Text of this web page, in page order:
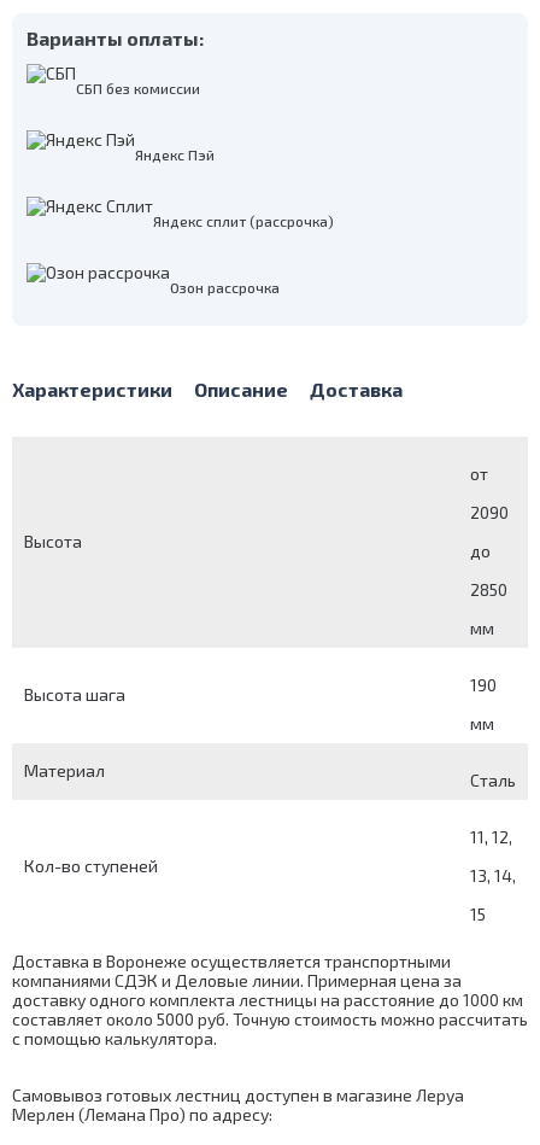
Варианты оплаты:
СБП без комиссии
Яндекс Пэй
Яндекс сплит (рассрочка)
Озон рассрочка
Характеристики Описание Доставка
Высота
от
2090
до
2850
мм
Высота шага
190
мм
Материал Сталь
Кол-во ступеней
11, 12,
13, 14,
15
Доставка в Воронеже осуществляется транспортными
компаниями СДЭК и Деловые линии. Примерная цена за
доставку одного комплекта лестницы на расстояние до 1000 км
составляет около 5000 руб. Точную стоимость можно рассчитать
с помощью калькулятора.
Самовывоз готовых лестниц доступен в магазине Леруа
Мерлен (Лемана Про) по адресу: